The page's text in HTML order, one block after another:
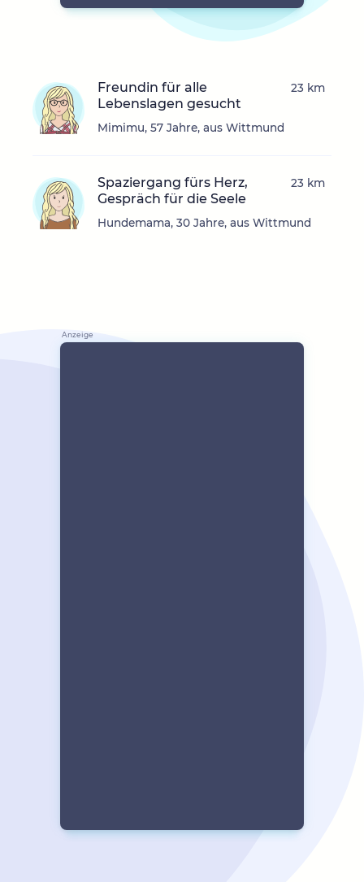
Freundin für alle
Lebenslagen gesucht
Mimimu, 57 Jahre, aus Wittmund
23 km
Spaziergang fürs Herz,
Gespräch für die Seele
Hundemama, 30 Jahre, aus Wittmund
23 km